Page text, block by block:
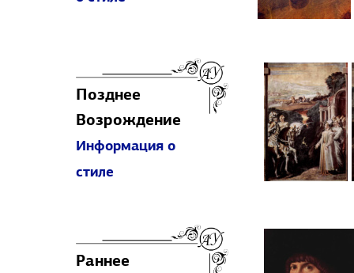
Позднее
Возрождение
Информация о
стиле
Раннее